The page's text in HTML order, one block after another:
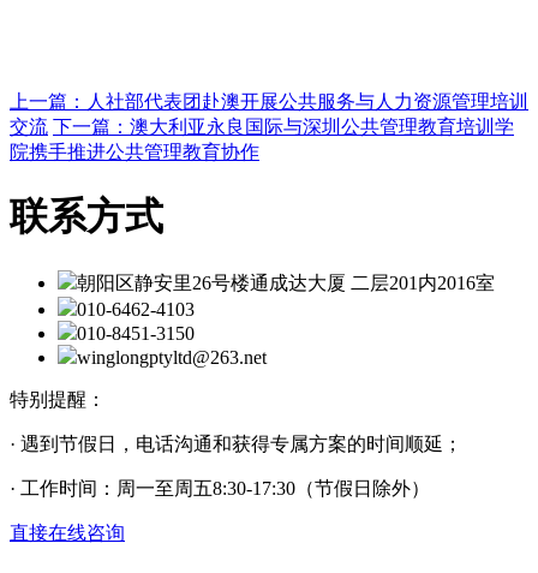
上一篇：人社部代表团赴澳开展公共服务与人力资源管理培训
交流 下一篇：澳大利亚永良国际与深圳公共管理教育培训学
院携手推进公共管理教育协作
联系方式
朝阳区静安里26号楼通成达大厦 二层201内2016室
010-6462-4103
010-8451-3150
winglongptyltd@263.net
特别提醒：
· 遇到节假日，电话沟通和获得专属方案的时间顺延；
· 工作时间：周一至周五8:30-17:30（节假日除外）
直接在线咨询